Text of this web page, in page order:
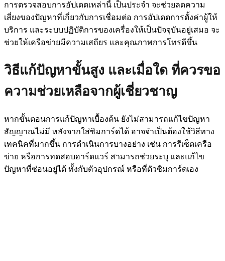
การตรวจสอบการอัปเดตเหล่านี้ เป็นประจำ จะช่วยลดความ
เสี่ยงของปัญหาที่เกี่ยวกับการเชื่อมต่อ การอัปเดตการตั้งค่าผู้ให้
บริการ และระบบปฏิบัติการของเครื่องให้เป็นปัจจุบันอยู่เสมอ จะ
ช่วยให้เครือข่ายมีความเสถียร และคุณภาพการโทรดีขึ้น
วิธีแก้ปัญหาขั้นสูง และเมื่อใด ที่ควรขอ
ความช่วยเหลือจากผู้เชี่ยวชาญ
หากขั้นตอนการแก้ปัญหาเบื้องต้น ยังไม่สามารถแก้ไขปัญหา
สัญญาณไม่มี หลังจากใส่ซิมการ์ดได้ อาจจำเป็นต้องใช้วิธีทาง
เทคนิคที่มากขึ้น การดำเนินการบางอย่าง เช่น การรีเซ็ตเครือ
ข่าย หรือการทดสอบฮาร์ดแวร์ สามารถช่วยระบุ และแก้ไข
ปัญหาที่ซ่อนอยู่ได้ ทั้งกับตัวอุปกรณ์ หรือที่ตัวซิมการ์ดเอง